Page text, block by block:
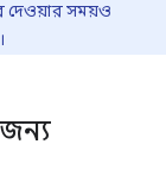
দেওয়ার সময়ও
জন্য